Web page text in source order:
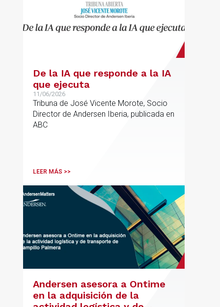
De la IA que responde a la IA
que ejecuta
11/06/2026
Tribuna de José Vicente Morote, Socio
Director de Andersen Iberia, publicada en
ABC
LEER MÁS >>
Andersen asesora a Ontime
en la adquisición de la